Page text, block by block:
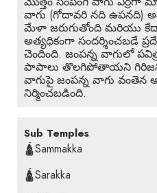
వాగు (గోదావరి నది ఉపనది) అని
మేళా జరుగుతోంది మరియు
అత్యధికంగా సందర్శించబడే
చెందింది. జంపన్న వాగులో
పాపాలు తొలగిపోతాయని
వాగుపై జంపన్న వాగు వంతెన
నిర్మించబడింది.
Sub Temples
🛕Sammakka
🛕Sarakka